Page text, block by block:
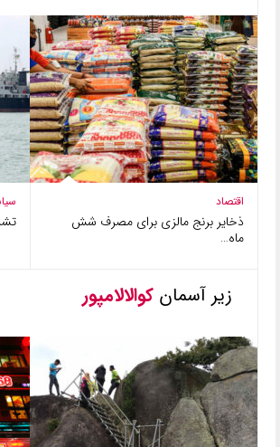
اقتصاد
ذخایر برنج مالزی برای مصرف شش
ماه…
زیر آسمان کوالالامپور